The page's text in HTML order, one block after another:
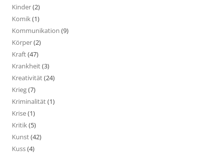
Kinder(2)
Komik(1)
Kommunikation (9)
Körper(2)
Kraft(47)
Krankheit(3)
Kreativität(24)
Krieg(7)
Kriminalität(1)
Krise(1)
Kritik(5)
Kunst(42)
Kuss(4)